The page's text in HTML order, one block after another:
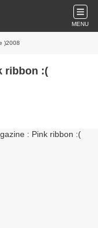
MENU
)2008
ribbon :(